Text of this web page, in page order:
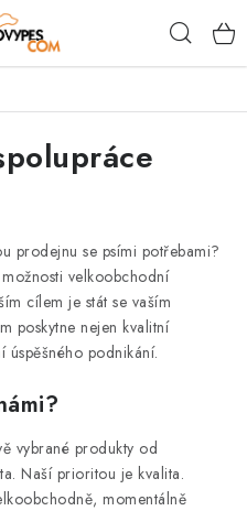
prodejnu se psími potřebami?
velkoobchodní
cílem je stát se vaším
poskytne nejen kvalitní
podnikání.
vybrané produkty od
Naší prioritou je kvalita.
momentálně